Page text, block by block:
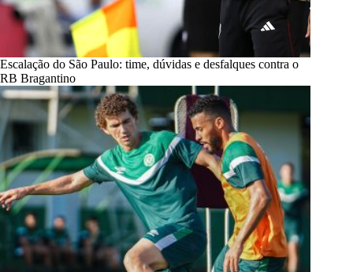
Escalação do São Paulo: time, dúvidas e desfalques contra o
RB Bragantino